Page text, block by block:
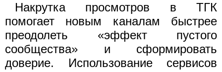
Накрутка просмотров в ТГК
помогает новым каналам быстрее
преодолеть «эффект пустого
сообщества» и сформировать
доверие. Использование сервисов